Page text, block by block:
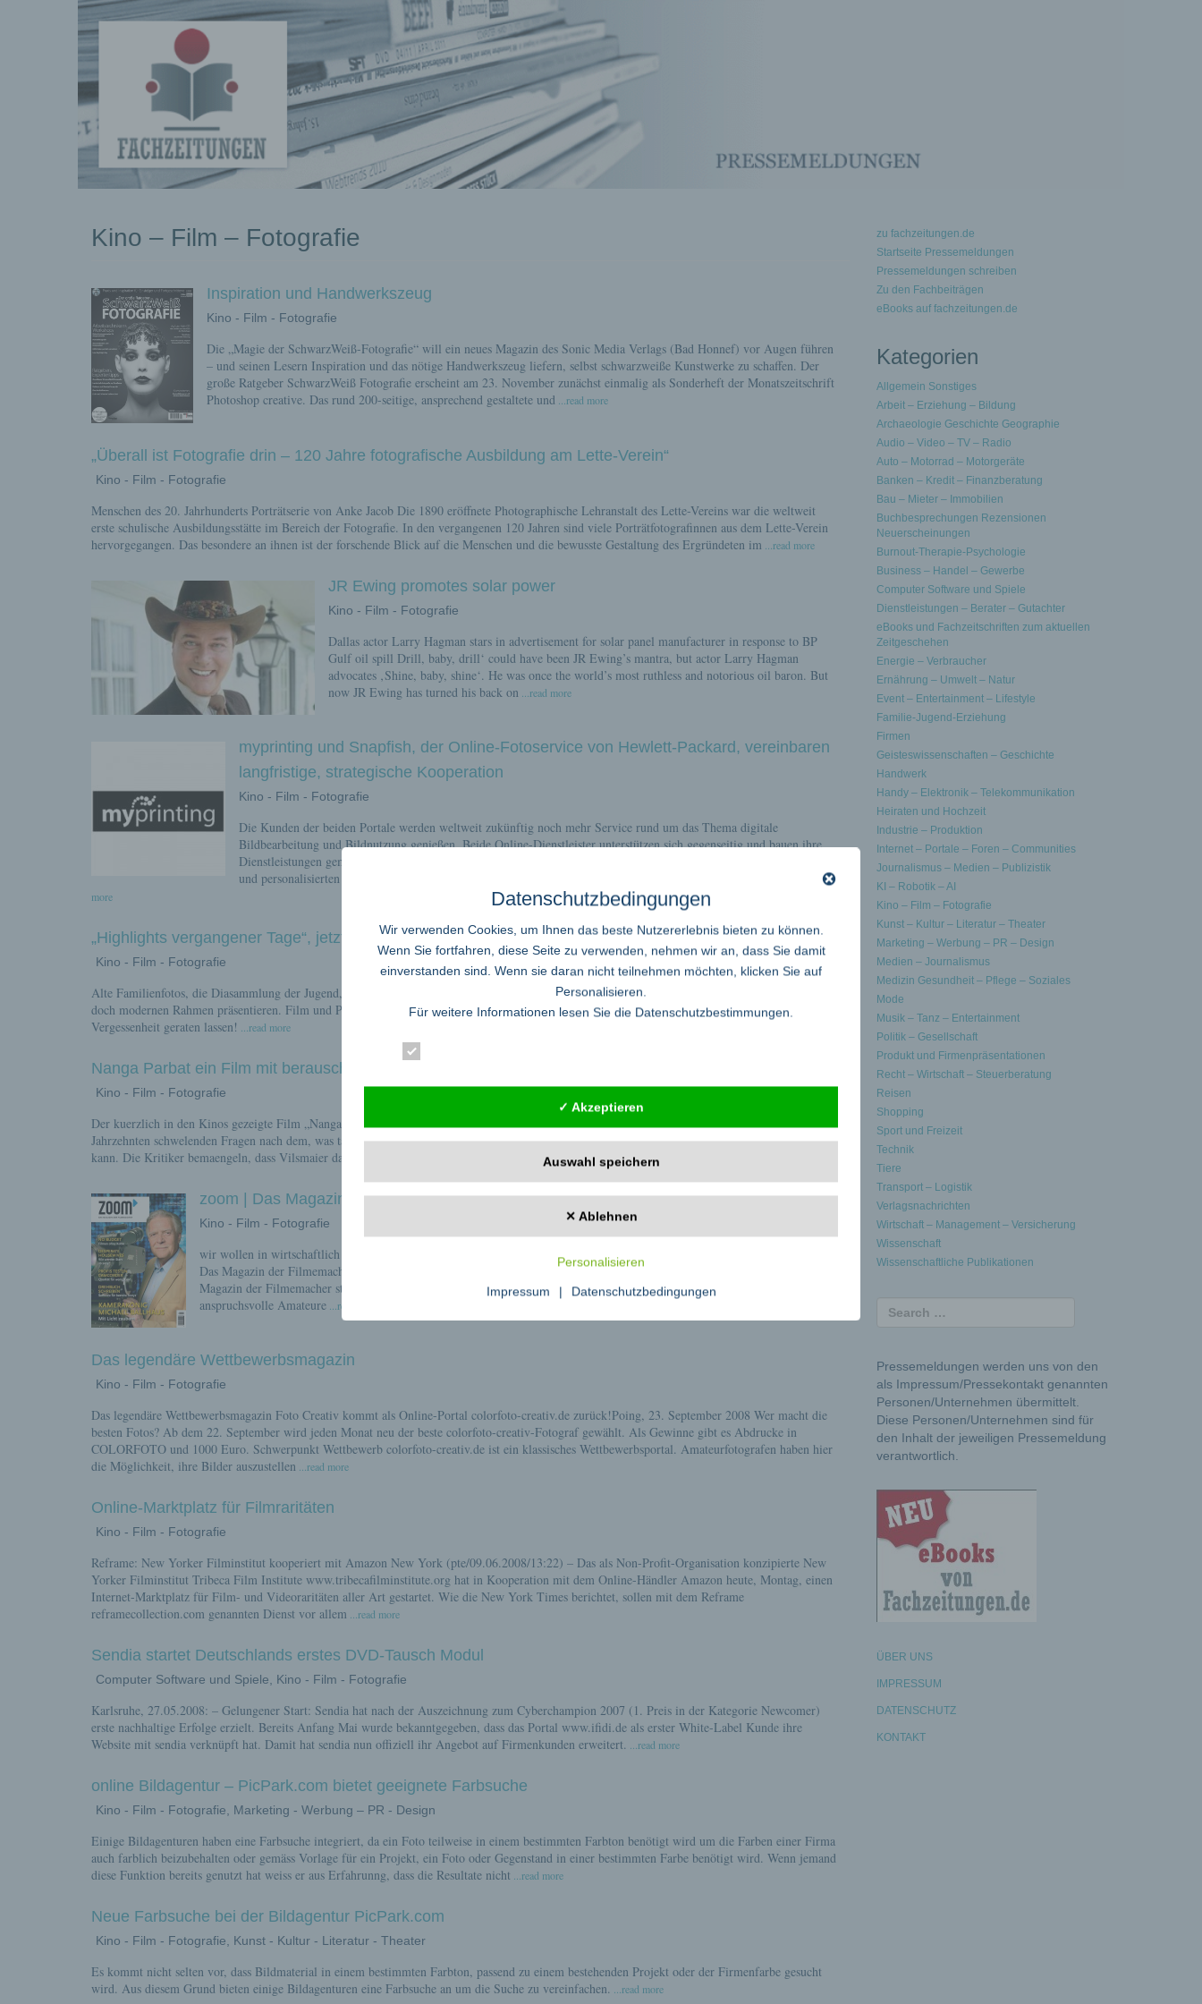
Pressemeldungen
Kino – Film – Fotografie
Inspiration und Handwerkszeug
Kino - Film - Fotografie
Die „Magie der SchwarzWeiß-Fotografie“ will ein neues Magazin des Sonic Media Verlags (Bad Honnef) vor Augen führen
– und seinen Lesern Inspiration und das nötige Handwerkszeug liefern, selbst schwarzweiße Kunstwerke zu schaffen. Der
große Ratgeber SchwarzWeiß Fotografie erscheint am 23. November zunächst einmalig als Sonderheft der Monatszeitschrift
Photoshop creative. Das rund 200-seitige, ansprechend gestaltete und ...read more
„Überall ist Fotografie drin – 120 Jahre fotografische Ausbildung am Lette-Verein“
Kino - Film - Fotografie
Menschen des 20. Jahrhunderts Porträtserie von Anke Jacob Die 1890 eröffnete Photographische Lehranstalt des Lette-Vereins war die weltweit
erste schulische Ausbildungsstätte im Bereich der Fotografie. In den vergangenen 120 Jahren sind viele Porträtfotografinnen aus dem Lette-Verein
hervorgegangen. Das besondere an ihnen ist der forschende Blick auf die Menschen und die bewusste Gestaltung des Ergründeten im ...read more
JR Ewing promotes solar power
Kino - Film - Fotografie
Dallas actor Larry Hagman stars in advertisement for solar panel manufacturer in response to BP
Gulf oil spill Drill, baby, drill‘ could have been JR Ewing’s mantra, but actor Larry Hagman
advocates ‚Shine, baby, shine‘. He was once the world’s most ruthless and notorious oil baron. But
now JR Ewing has turned his back on ...read more
myprinting und Snapfish, der Online-Fotoservice von Hewlett-Packard, vereinbaren
langfristige, strategische Kooperation
Kino - Film - Fotografie
Die Kunden der beiden Portale werden weltweit zukünftig noch mehr Service rund um das Thema digitale
Bildbearbeitung und Bildnutzung genießen. Beide Online-Dienstleister unterstützen sich gegenseitig und bauen ihre
Dienstleistungen gemeinsam weiter aus. Die in München ansässige myprinting GmbH, der Spezialist für individuellen
und personalisierten Fotodruck, kooperiert ab sofort mit Snapfish, einem der führenden Online-Fotoservices mit
...read
more
„Highlights vergangener Tage“, jetzt leicht auf Knopfdruck abrufbar – die Alternative zum öden TV-Alltag
Kino - Film - Fotografie
Alte Familienfotos, die Diasammlung der Jugend, Schmalfilmrollen und Videos – all dies lässt sich heutzutage kaum noch in einem einfachen und
doch modernen Rahmen präsentieren. Film und Projektor weichen DVD und Beamer. Doch technischer Fortschritt muss die Vergangenheit nicht in
Vergessenheit geraten lassen!
...read more
Nanga Parbat ein Film mit berauschenden Bildern aus dem Eis der Berge von Joseph Vilsmaier
Kino - Film - Fotografie
Der kuerzlich in den Kinos gezeigte Film „Nanga Parbat“ von Joseph Vilsmaier wurde in Teilen der Darstellung kritisiert, da er die seit mehreren
Jahrzehnten schwelenden Fragen nach dem, was tatsaechlich mit Guenther und Reinhold Messner am Nanga Parbat geschah, nicht beantworteten
kann. Die Kritiker bemaengeln, dass Vilsmaier das beruehmte Buch von Reinold Messner „Die weisse...read more
zoom | Das Magazin der Filmemacher
Kino - Film - Fotografie
wir wollen in wirtschaftlich schwieriger Zeit Neues wagen. Und hoffen sehr, Sie sind dabei! Anfang August erscheint zoom |
Das Magazin der Filmemacher im Berliner Fachverlag Schiele & Schön zum ersten Mal! zoom ist erfrischend anders. Das
Magazin der Filmemacher stellt die Praxis in den Vordergrund: Kurzfilm, Spielfilm, Doku. zoom wendet sich an
anspruchsvolle Amateure ...read more
Das legendäre Wettbewerbsmagazin
Kino - Film - Fotografie
Das legendäre Wettbewerbsmagazin Foto Creativ kommt als Online-Portal colorfoto-creativ.de zurück!Poing, 23. September 2008 Wer macht die
besten Fotos? Ab dem 22. September wird jeden Monat neu der beste colorfoto-creativ-Fotograf gewählt. Als Gewinne gibt es Abdrucke in
COLORFOTO und 1000 Euro. Schwerpunkt Wettbewerb colorfoto-creativ.de ist ein klassisches Wettbewerbsportal. Amateurfotografen haben hier
die Möglichkeit, ihre Bilder auszustellen ...read more
Online-Marktplatz für Filmraritäten
Kino - Film - Fotografie
Reframe: New Yorker Filminstitut kooperiert mit Amazon New York (pte/09.06.2008/13:22) – Das als Non-Profit-Organisation konzipierte New
Yorker Filminstitut Tribeca Film Institute www.tribecafilminstitute.org hat in Kooperation mit dem Online-Händler Amazon heute, Montag, einen
Internet-Marktplatz für Film- und Videoraritäten aller Art gestartet. Wie die New York Times berichtet, sollen mit dem Reframe
reframecollection.com genannten Dienst vor allem ...read more
Sendia startet Deutschlands erstes DVD-Tausch Modul
Computer Software und Spiele, Kino - Film - Fotografie
Karlsruhe, 27.05.2008: – Gelungener Start: Sendia hat nach der Auszeichnung zum Cyberchampion 2007 (1. Preis in der Kategorie Newcomer)
erste nachhaltige Erfolge erzielt. Bereits Anfang Mai wurde bekanntgegeben, dass das Portal www.ifidi.de als erster White-Label Kunde ihre
Website mit sendia verknüpft hat. Damit hat sendia nun offiziell ihr Angebot auf Firmenkunden erweitert.
...read more
online Bildagentur – PicPark.com bietet geeignete Farbsuche
Kino - Film - Fotografie, Marketing - Werbung – PR - Design
Einige Bildagenturen haben eine Farbsuche integriert, da ein Foto teilweise in einem bestimmten Farbton benötigt wird um die Farben einer Firma
auch farblich beizubehalten oder gemäss Vorlage für ein Projekt, ein Foto oder Gegenstand in einer bestimmten Farbe benötigt wird. Wenn jemand
diese Funktion bereits genutzt hat weiss er aus Erfahrunng, dass die Resultate nicht ...read more
Neue Farbsuche bei der Bildagentur PicPark.com
Kino - Film - Fotografie, Kunst - Kultur - Literatur - Theater
Es kommt nicht selten vor, dass Bildmaterial in einem bestimmten Farbton, passend zu einem bestehenden Projekt oder der Firmenfarbe gesucht
wird. Aus diesem Grund bieten einige Bildagenturen eine Farbsuche an um die Suche zu vereinfachen.
...read more
zu fachzeitungen.de
Startseite Pressemeldungen
Pressemeldungen schreiben
Zu den Fachbeiträgen
eBooks auf fachzeitungen.de
Kategorien
Allgemein Sonstiges
Arbeit – Erziehung – Bildung
Archaeologie Geschichte Geographie
Audio – Video – TV – Radio
Auto – Motorrad – Motorgeräte
Banken – Kredit – Finanzberatung
Bau – Mieter – Immobilien
Buchbesprechungen Rezensionen
Neuerscheinungen
Burnout-Therapie-Psychologie
Business – Handel – Gewerbe
Computer Software und Spiele
Dienstleistungen – Berater – Gutachter
eBooks und Fachzeitschriften zum aktuellen
Zeitgeschehen
Energie – Verbraucher
Ernährung – Umwelt – Natur
Event – Entertainment – Lifestyle
Familie-Jugend-Erziehung
Firmen
Geisteswissenschaften – Geschichte
Handwerk
Handy – Elektronik – Telekommunikation
Heiraten und Hochzeit
Industrie – Produktion
Internet – Portale – Foren – Communities
Journalismus – Medien – Publizistik
KI – Robotik – AI
Kino – Film – Fotografie
Kunst – Kultur – Literatur – Theater
Marketing – Werbung – PR – Design
Medien – Journalismus
Medizin Gesundheit – Pflege – Soziales
Mode
Musik – Tanz – Entertainment
Politik – Gesellschaft
Produkt und Firmenpräsentationen
Recht – Wirtschaft – Steuerberatung
Reisen
Shopping
Sport und Freizeit
Technik
Tiere
Transport – Logistik
Verlagsnachrichten
Wirtschaft – Management – Versicherung
Wissenschaft
Wissenschaftliche Publikationen
Pressemeldungen werden uns von den
als Impressum/Pressekontakt genannten
Personen/Unternehmen übermittelt.
Diese Personen/Unternehmen sind für
den Inhalt der jeweiligen Pressemeldung
verantwortlich.
ÜBER UNS
IMPRESSUM
DATENSCHUTZ
KONTAKT
Datenschutzbedingungen
Wir verwenden Cookies, um Ihnen das beste Nutzererlebnis bieten zu können.
Wenn Sie fortfahren, diese Seite zu verwenden, nehmen wir an, dass Sie damit
einverstanden sind. Wenn sie daran nicht teilnehmen möchten, klicken Sie auf
Personalisieren.
Für weitere Informationen lesen Sie die Datenschutzbestimmungen
✓ Akzeptieren
Auswahl speichern
✕ Ablehnen
Personalisieren
Impressum | Datenschutzbedingungen